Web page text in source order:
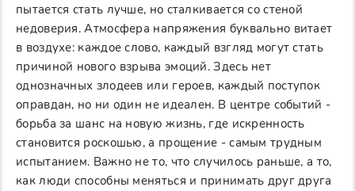
пытается стать лучше, но сталкивается со стеной
недоверия. Атмосфера напряжения буквально витает
в воздухе: каждое слово, каждый взгляд могут стать
причиной нового взрыва эмоций. Здесь нет
однозначных злодеев или героев, каждый поступок
оправдан, но ни один не идеален. В центре событий -
борьба за шанс на новую жизнь, где искренность
становится роскошью, а прощение - самым трудным
испытанием. Важно не то, что случилось раньше, а то,
как люди способны меняться и принимать друг друга